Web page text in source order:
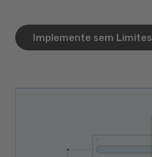
Implemente sem Limites